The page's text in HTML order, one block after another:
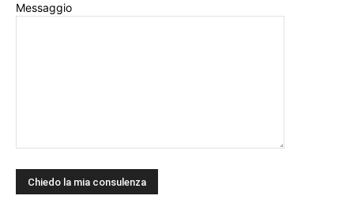
Messaggio